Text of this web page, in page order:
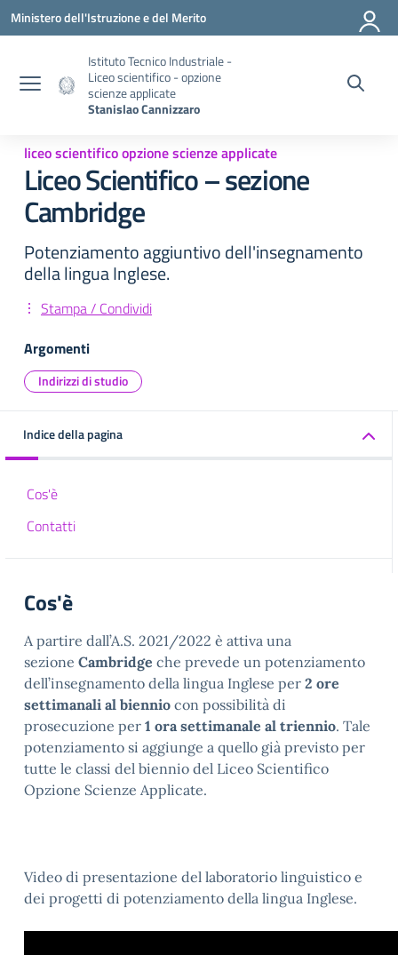
Vai ai contenuti
Vai al menu di navigazione
Vai al footer
Ministero dell'Istruzione e del Merito
Istituto Tecnico Industriale -
Liceo scientifico - opzione
scienze applicate
Stanislao Cannizzaro
liceo scientifico opzione scienze applicate
Liceo Scientifico – sezione
Cambridge
Potenziamento aggiuntivo dell'insegnamento
della lingua Inglese.
Stampa / Condividi
Argomenti
Indirizzi di studio
Indice della pagina
Cos'è
Contatti
Cos'è
A partire dall’A.S. 2021/2022 è attiva una
sezione Cambridge che prevede un potenziamento
dell’insegnamento della lingua Inglese per 2 ore
settimanali al biennio con possibilità di
prosecuzione per 1 ora settimanale al triennio. Tale
potenziamento si aggiunge a quello già previsto per
tutte le classi del biennio del Liceo Scientifico
Opzione Scienze Applicate.
Video di presentazione del laboratorio linguistico e
dei progetti di potenziamento della lingua Inglese.